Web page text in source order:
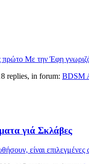
Με την Έφη
replies, in forum: BDSM
γιά Σκλάβες
είναι